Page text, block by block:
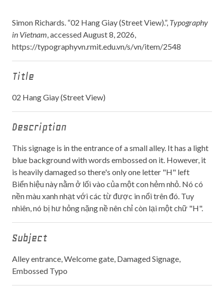
Simon Richards. “02 Hang Giay (Street View).”, Typography
in Vietnam, accessed August 8, 2026,
https://typographyvn.rmit.edu.vn/s/vn/item/2548
Title
02 Hang Giay (Street View)
Description
This signage is in the entrance of a small alley. It has a light
blue background with words embossed on it. However, it
is heavily damaged so there's only one letter "H" left
Biển hiệu này nằm ở lối vào của một con hẻm nhỏ. Nó có
nền màu xanh nhạt với các từ được in nổi trên đó. Tuy
nhiên, nó bị hư hỏng nặng nề nên chỉ còn lại một chữ "H".
Subject
Alley entrance, Welcome gate, Damaged Signage,
Embossed Typo